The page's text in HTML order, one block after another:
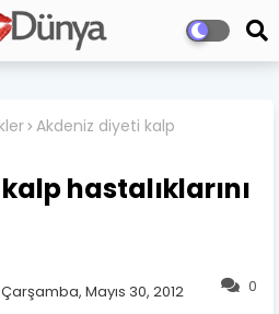
Akdeniz diyeti kalp
hastalıklarını
0
Çarşamba, Mayıs 30, 2012